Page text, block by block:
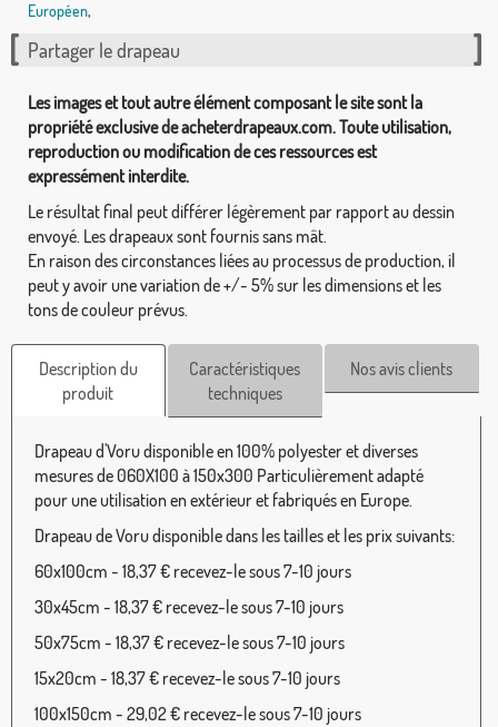
Européen,
Partager le drapeau
Les images et tout autre élément composant le site sont la
propriété exclusive de acheterdrapeaux.com. Toute utilisation,
reproduction ou modification de ces ressources est
expressément interdite.
Le résultat final peut différer légèrement par rapport au dessin
envoyé. Les drapeaux sont fournis sans mât.
En raison des circonstances liées au processus de production, il
peut y avoir une variation de +/- 5% sur les dimensions et les
tons de couleur prévus.
Description du
produit
Caractéristiques
techniques
Nos avis clients
Drapeau d'Voru disponible en 100% polyester et diverses
mesures de 060X100 à 150x300 Particulièrement adapté
pour une utilisation en extérieur et fabriqués en Europe.
Drapeau de Voru disponible dans les tailles et les prix suivants:
60x100cm - 18,37 € recevez-le sous 7-10 jours
30x45cm - 18,37 € recevez-le sous 7-10 jours
50x75cm - 18,37 € recevez-le sous 7-10 jours
15x20cm - 18,37 € recevez-le sous 7-10 jours
100x150cm - 29,02 € recevez-le sous 7-10 jours